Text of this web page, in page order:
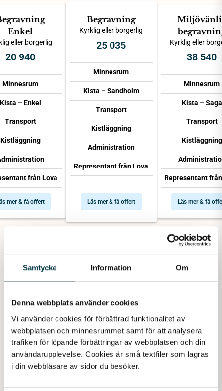
Samtycke Information Om
Denna webbplats använder cookies
Vi använder cookies för förbättrad funktionalitet av
webbplatsen och minnesrummet samt för att analysera
trafiken för löpande förbättringar av webbplatsen och din
användarupplevelse. Cookies är små textfiler som lagras
i din webbläsare av sidor du besöker.
Enkel
eller borgerlig
20 940
Minnesrum
Kista – Enkel
Transport
Kistläggning
från Lova
mer & få offert
Begravning
Kyrklig eller borgerlig
25 035
Minnesrum
Kista – Sandholm
Transport
Kistläggning
Administration
Representant från Lova
Läs mer & få offert
Kyrklig eller
38 540
Minnesrum
Kista – Saga
Transport
Kistläggning
Representant
Läs mer & få